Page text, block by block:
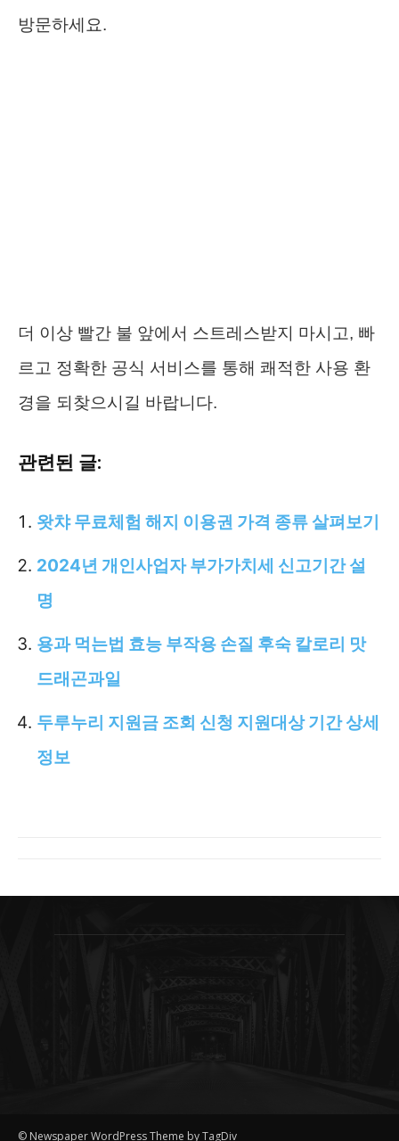
방문하세요.
더 이상 빨간 불 앞에서 스트레스받지 마시고, 빠
르고 정확한 공식 서비스를 통해 쾌적한 사용 환
경을 되찾으시길 바랍니다.
관련된 글:
왓챠 무료체험 해지 이용권 가격 종류 살펴보기
2024년 개인사업자 부가가치세 신고기간 설
명
용과 먹는법 효능 부작용 손질 후숙 칼로리 맛
드래곤과일
두루누리 지원금 조회 신청 지원대상 기간 상세
정보
© Newspaper WordPress Theme by TagDiv